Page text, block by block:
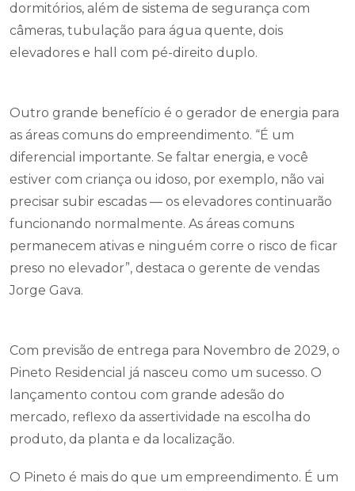
dormitórios, além de sistema de segurança com
câmeras, tubulação para água quente, dois
elevadores e hall com pé-direito duplo.
Outro grande benefício é o gerador de energia para
as áreas comuns do empreendimento. “É um
diferencial importante. Se faltar energia, e você
estiver com criança ou idoso, por exemplo, não vai
precisar subir escadas — os elevadores continuarão
funcionando normalmente. As áreas comuns
permanecem ativas e ninguém corre o risco de ficar
preso no elevador”, destaca o gerente de vendas
Jorge Gava.
Com previsão de entrega para Novembro de 2029, o
Pineto Residencial já nasceu como um sucesso. O
lançamento contou com grande adesão do
mercado, reflexo da assertividade na escolha do
produto, da planta e da localização.
O Pineto é mais do que um empreendimento. É um